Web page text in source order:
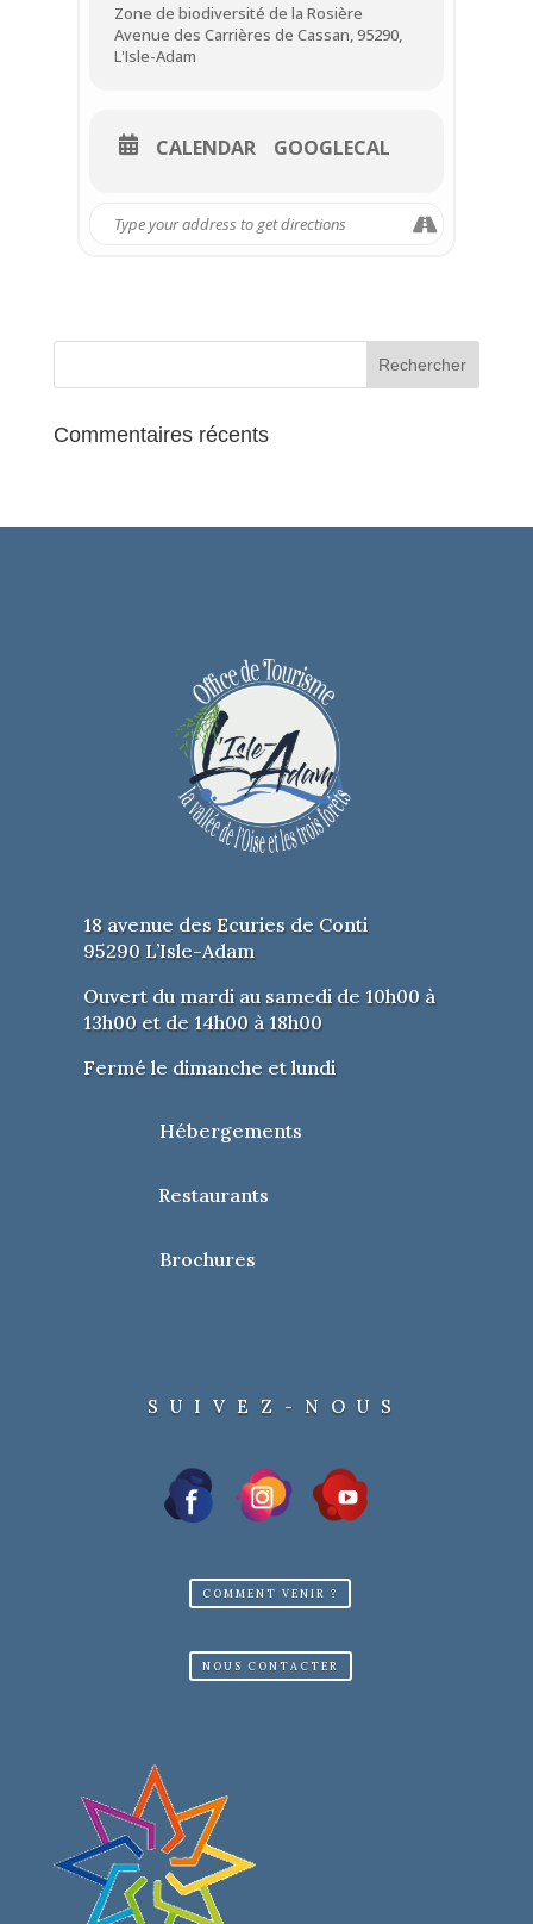
Tarifs:3€ Adulte | Gratuit enfant
Zone de biodiversité de la Rosière
Avenue des Carrières de Cassan, 95290,
L'Isle-Adam
CALENDAR GOOGLECAL
Commentaires récents
18 avenue des Ecuries de Conti
95290 L’Isle-Adam
Ouvert du mardi au samedi de 10h00 à
13h00 et de 14h00 à 18h00
Fermé le dimanche et lundi
Hébergements
Restaurants
Brochures
SUIVEZ-NOUS
COMMENT VENIR ?
NOUS CONTACTER